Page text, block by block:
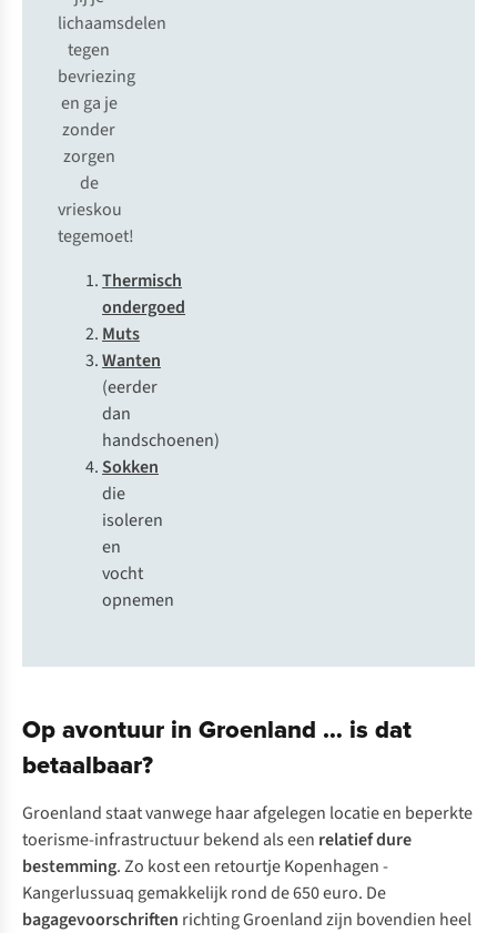
lichaamsdelen
tegen
bevriezing
en ga je
zonder
zorgen
de
vrieskou
tegemoet!
Thermisch
ondergoed
Muts
Wanten
(eerder
dan
handschoenen)
Sokken
die
isoleren
en
vocht
opnemen
Op avontuur in Groenland … is dat
betaalbaar?
Groenland staat vanwege haar afgelegen locatie en beperkte
toerisme-infrastructuur bekend als een relatief dure
bestemming. Zo kost een retourtje Kopenhagen -
Kangerlussuaq gemakkelijk rond de 650 euro. De
bagagevoorschriften richting Groenland zijn bovendien heel